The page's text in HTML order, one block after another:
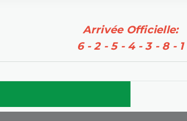
Arrivée Officielle:
6 - 2 - 5 - 4 - 3 - 8 - 1